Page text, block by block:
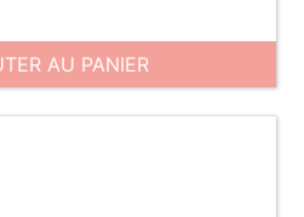
AU PANIER